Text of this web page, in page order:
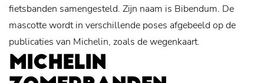
fietsbanden samengesteld. Zijn naam is Bibendum. De
mascotte wordt in verschillende poses afgebeeld op de
publicaties van Michelin, zoals de wegenkaart.
MICHELIN